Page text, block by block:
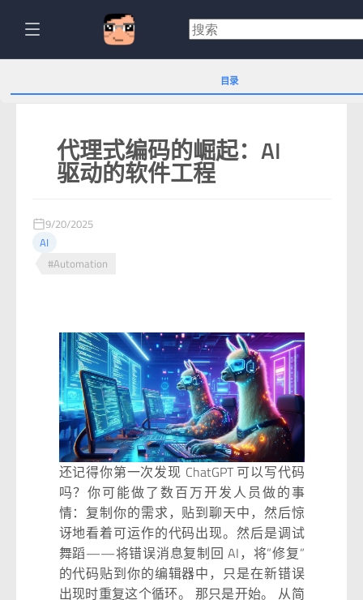
代理式编码的崛起：AI
驱动的软件工程
9/20/2025
AI
#Automation
目录
还记得你第一次发现 ChatGPT 可以写代码
吗？你可能做了数百万开发人员做的事
情：复制你的需求，贴到聊天中，然后惊
讶地看着可运作的代码出现。然后是调试
舞蹈——将错误消息复制回 AI，将”修复”
的代码贴到你的编辑器中，只是在新错误
出现时重复这个循环。 那只是开始。 从简